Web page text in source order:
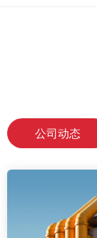
公司动态